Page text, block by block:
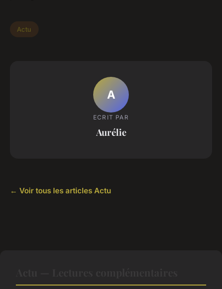
Actu
A
ECRIT PAR
Aurélie
← Voir tous les articles Actu